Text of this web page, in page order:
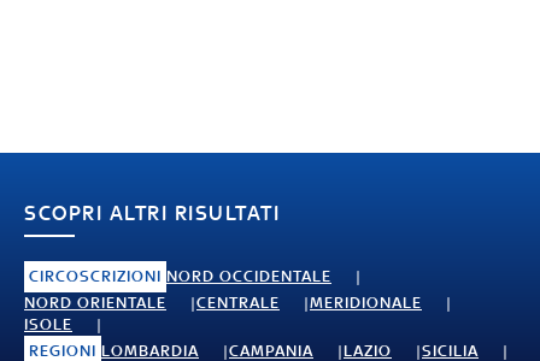
SCOPRI ALTRI RISULTATI
CIRCOSCRIZIONI NORD OCCIDENTALE
NORD ORIENTALE
CENTRALE
MERIDIONALE
ISOLE
REGIONI LOMBARDIA CAMPANIA LAZIO
SICILIA